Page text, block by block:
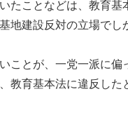
たことなどは、教育基
地建設反対の立場でし
ことが、一党一派に偏
教育基本法に違反した